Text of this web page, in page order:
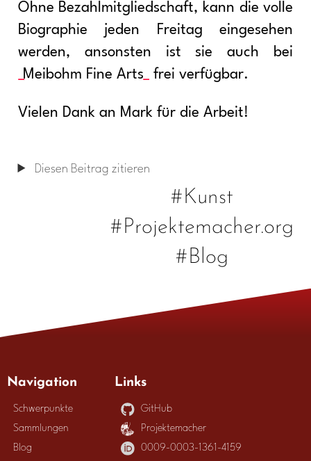
Ohne Bezahlmitgliedschaft, kann die volle
Biographie jeden Freitag eingesehen
werden, ansonsten ist sie auch bei
Meibohm Fine Arts
frei verfügbar.
Vielen Dank an Mark für die Arbeit!
Diesen Beitrag zitieren
#Kunst
#Projektemacher.org
#Blog
Navigation
Schwerpunkte
Sammlungen
Blog
Links
GitHub
Projektemacher
0009-0003-1361-4159